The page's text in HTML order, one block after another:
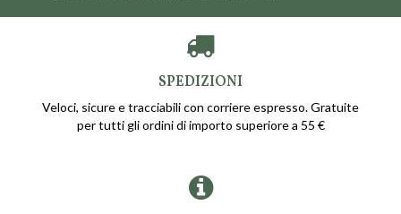
SPEDIZIONI
Veloci, sicure e tracciabili con corriere espresso. Gratuite
per tutti gli ordini di importo superiore a 55 €